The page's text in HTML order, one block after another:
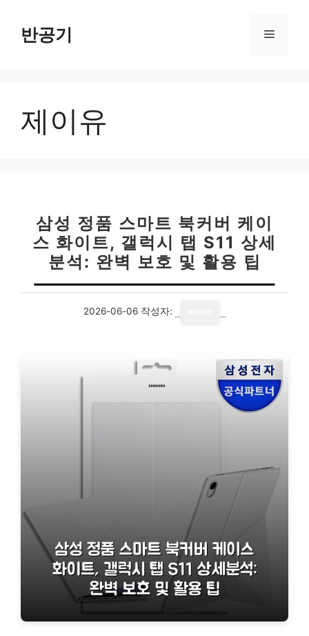
반공기 메
제이유
삼성 정품 스마트 북커버 케이
스 화이트, 갤럭시 탭 S11 상세
분석: 완벽 보호 및 활용 팁
2026-06-06 작성자: